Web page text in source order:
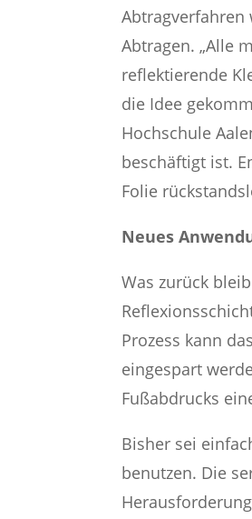
Abtragverfahren
Abtragen. „Alle
reflektierende
die Idee
Hochschule
beschäftigt ist.
Folie
Neues
Was zurück
Prozess kann
eingespart
Fußabdrucks
Bisher sei
benutzen. Die